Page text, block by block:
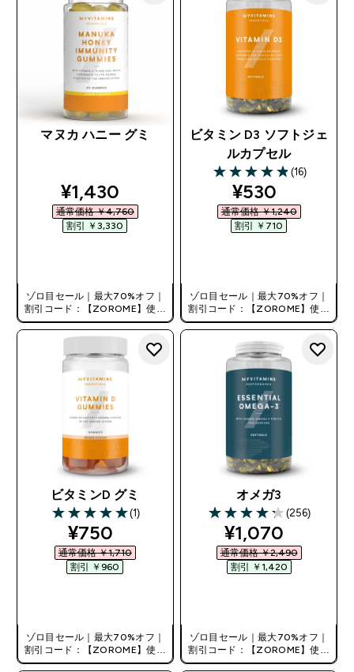
マヌカ ハニー グミ
discounted price
¥1,430‎
通常価格 ￥4,760‎
割引 ￥3,330‎
ゾロ目セール｜最大70%オフ｜
割引コード：【ZOROME】使用
で追加10%オフ！
ビタミン D3 ソフトジェ
ルカプセル
4.88 out of 5 stars
(16)
discounted
¥530‎
通常価格 ￥1,240‎
割引 ￥710‎
ゾロ目セール｜最大70%オフ｜
割引コード：【ZOROME】使用
で追加10%オフ！
ビタミンD グミ
5 out of 5 stars
(1)
discounted price
¥750‎
通常価格 ￥1,710‎
割引 ￥960‎
ゾロ目セール｜最大70%オフ｜
割引コード：【ZOROME】使用
で追加10%オフ！
オメガ3
4.28 out of 5 stars
(256)
discounted
¥1,070‎
通常価格 ￥2,490‎
割引 ￥1,420‎
ゾロ目セール｜最大70%オフ｜
割引コード：【ZOROME】使用
で追加10%オフ！